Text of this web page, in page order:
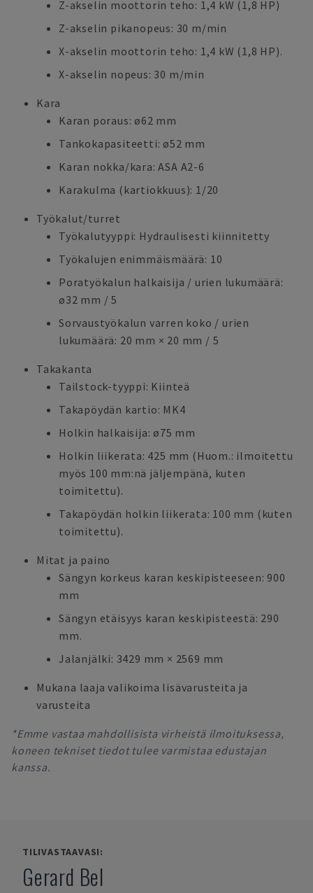
Z-akselin moottorin teho: 1,4 kW (1,8 HP)
Z-akselin pikanopeus: 30 m/min
X-akselin moottorin teho: 1,4 kW (1,8 HP).
X-akselin nopeus: 30 m/min
Kara
Karan poraus: ø62 mm
Tankokapasiteetti: ø52 mm
Karan nokka/kara: ASA A2-6
Karakulma (kartiokkuus): 1/20
Työkalut/turret
Työkalutyyppi: Hydraulisesti kiinnitetty
Työkalujen enimmäismäärä: 10
Poratyökalun halkaisija / urien lukumäärä:
ø32 mm / 5
Sorvaustyökalun varren koko / urien
lukumäärä: 20 mm × 20 mm / 5
Takakanta
Tailstock-tyyppi: Kiinteä
Takapöydän kartio: MK4
Holkin halkaisija: ø75 mm
Holkin liikerata: 425 mm (Huom.: ilmoitettu
myös 100 mm:nä jäljempänä, kuten
toimitettu).
Takapöydän holkin liikerata: 100 mm (kuten
toimitettu).
Mitat ja paino
Sängyn korkeus karan keskipisteeseen: 900
mm
Sängyn etäisyys karan keskipisteestä: 290
mm.
Jalanjälki: 3429 mm × 2569 mm
Mukana laaja valikoima lisävarusteita ja
varusteita
*Emme vastaa mahdollisista virheistä ilmoituksessa,
koneen tekniset tiedot tulee varmistaa edustajan
kanssa.
TILIVASTAAVASI:
Gerard Bel